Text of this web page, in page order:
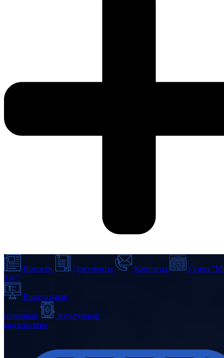
Новости Документы Контакты
Газета
Тау"
Виртуальная
приемная
Культурный
код кластера